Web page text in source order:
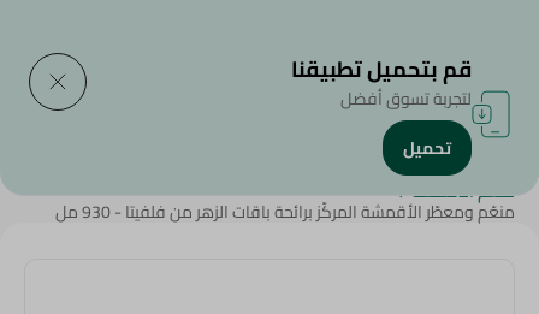
الرئيسية/المنظفات
منعم الأقمشة/
منعّم ومعطّر الأقمشة المركّز برائحة باقات الزهر من فلفيتا - 930 مل
قم بتحميل تطبيقنا
لتجربة تسوق أفضل
تحميل